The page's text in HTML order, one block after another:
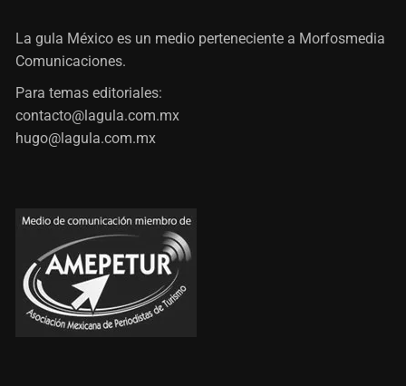
La gula México es un medio perteneciente a Morfosmedia
Comunicaciones.
Para temas editoriales:
contacto@lagula.com.mx
hugo@lagula.com.mx